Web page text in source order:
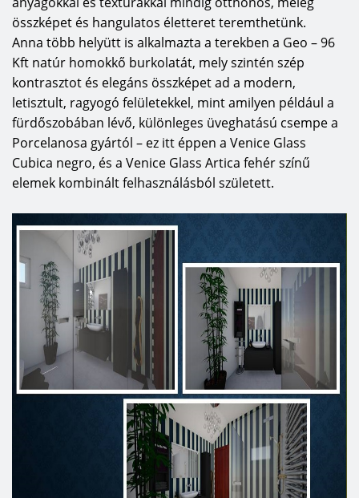
összképet és hangulatos életteret teremthetünk.
Anna több helyütt is alkalmazta a terekben a Geo – 96
Kft natúr homokkő burkolatát, mely szintén szép
kontrasztot és elegáns összképet ad a modern,
letisztult, ragyogó felületekkel, mint amilyen például a
fürdőszobában lévő, különleges üveghatású csempe a
Porcelanosa gyártól – ez itt éppen a Venice Glass
Cubica negro, és a Venice Glass Artica fehér színű
elemek kombinált felhasználásból született.